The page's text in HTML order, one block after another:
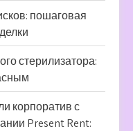
пошаговая
стерилизатора:
корпоратив с
Present Rent: